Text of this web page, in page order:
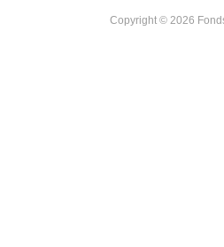
Copyright © 2026